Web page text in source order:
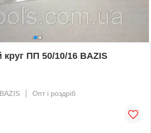
круг ПП 50/10/16 BAZIS
Опт і роздріб